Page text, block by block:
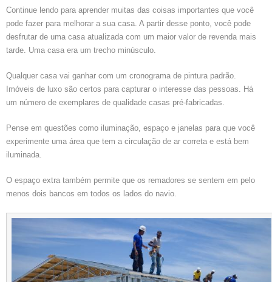
Continue lendo para aprender muitas das coisas importantes que você
pode fazer para melhorar a sua casa. A partir desse ponto, você pode
desfrutar de uma casa atualizada com um maior valor de revenda mais
tarde. Uma casa era um trecho minúsculo.
Qualquer casa vai ganhar com um cronograma de pintura padrão.
Imóveis de luxo são certos para capturar o interesse das pessoas. Há
um número de exemplares de qualidade casas pré-fabricadas.
Pense em questões como iluminação, espaço e janelas para que você
experimente uma área que tem a circulação de ar correta e está bem
iluminada.
O espaço extra também permite que os remadores se sentem em pelo
menos dois bancos em todos os lados do navio.